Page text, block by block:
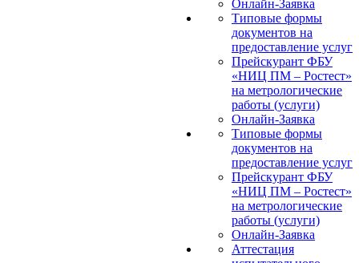
Онлайн-Заявка
Типовые формы
документов на
предоставление услуг
Прейскурант ФБУ
«НИЦ ПМ – Ростест»
на метрологические
работы (услуги)
Онлайн-Заявка
Типовые формы
документов на
предоставление услуг
Прейскурант ФБУ
«НИЦ ПМ – Ростест»
на метрологические
работы (услуги)
Онлайн-Заявка
Аттестация